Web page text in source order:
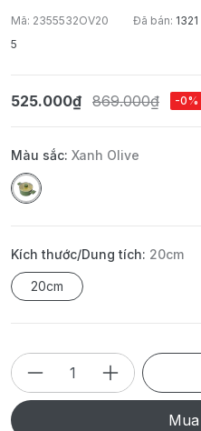
Mã: 2355532OV20 Đã bán: 1321
5
525.000₫ 869.000₫ -0%
Màu sắc: Xanh Olive
Kích thước/Dung tích: 20cm
20cm